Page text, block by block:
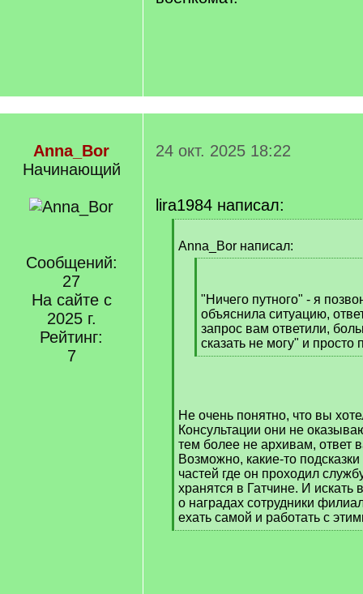
Anna_Bor
Начинающий
Сообщений:
27
На сайте с
2025 г.
Рейтинг:
7
24 окт. 2025 18:22
lira1984 написал:
q
Anna_Bor написал:
]"Ничего путного" - я
объяснила ситуацию,
запрос вам ответили,
сказать не могу" и просто
[
Не очень понятно, что вы
Консультации они не
тем более не архивам, ответ
Возможно, какие-то
частей где он проходил
хранятся в Гатчине. И
о наградах сотрудники
ехать самой и работать с
[